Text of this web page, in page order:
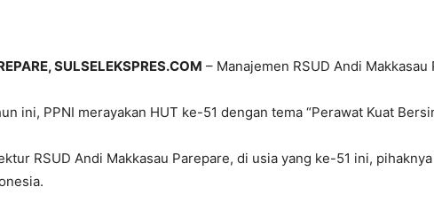
SULSELEKSPRES.COM – Manajemen RSUD Andi
ini, PPNI merayakan HUT ke-51 dengan tema “Perawat Kuat
RSUD Andi Makkasau Parepare, di usia yang ke-51 ini,